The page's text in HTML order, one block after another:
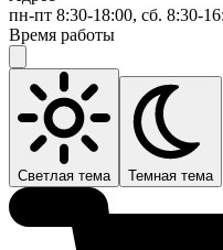
пн-пт 8:30-18:00, сб. 8:30-
Время работы
Светлая тема Темная тема